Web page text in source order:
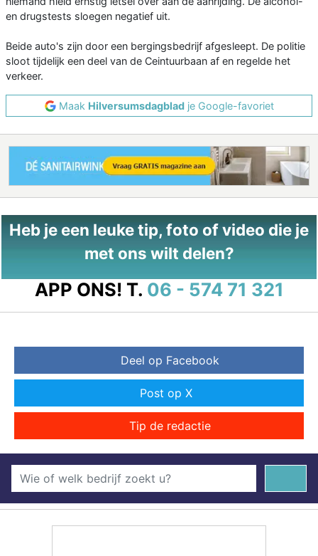
en drugstests sloegen negatief uit.
Beide auto's zijn door een bergingsbedrijf afgesleept. De politie
sloot tijdelijk een deel van de Ceintuurbaan af en regelde het
verkeer.
Maak Hilversumsdagbladje Google-favoriet
Heb je een leuke tip, foto of video die je
met ons wilt delen?
APP ONS! T. 06 - 574 71 321
Deel op Facebook
Post op X
Tip de redactie